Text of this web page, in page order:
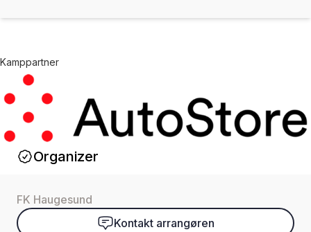
Kamppartner
Organizer
FK Haugesund
Kontakt arrangøren